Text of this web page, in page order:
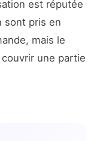
est réputée
sont pris en
mais le
couvrir une partie